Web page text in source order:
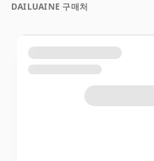
DAILUAINE 구매처